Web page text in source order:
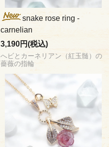
snake rose ring -
carnelian
3,190円(税込)
へビとカーネリアン（紅玉髄）の
薔薇の指輪